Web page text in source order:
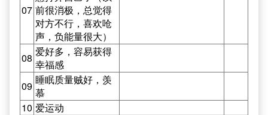
07 前很消极，总觉得
对方不行，喜欢呛
声，负能量很大）
08 爱好多，容易获得
幸福感
09 睡眠质量贼好，羡
慕
10 爱运动